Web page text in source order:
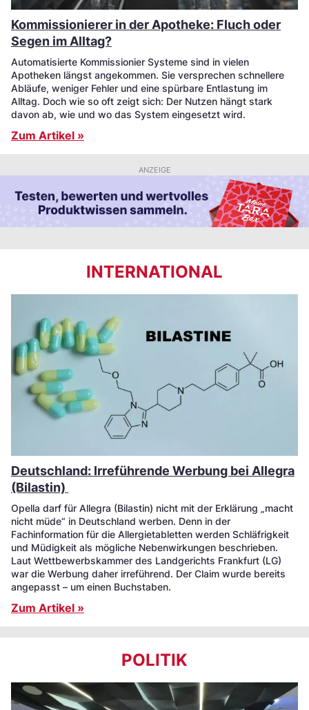
Kommissionierer in der Apotheke: Fluch oder
Segen im Alltag?
Automatisierte Kommissionier Systeme sind in vielen
Apotheken längst angekommen. Sie versprechen schnellere
Abläufe, weniger Fehler und eine spürbare Entlastung im
Alltag. Doch wie so oft zeigt sich: Der Nutzen hängt stark
davon ab, wie und wo das System eingesetzt wird.
Zum Artikel »
ANZEIGE
INTERNATIONAL
Deutschland: Irreführende Werbung bei Allegra
(Bilastin)
Opella darf für Allegra (Bilastin) nicht mit der Erklärung „macht
nicht müde“ in Deutschland werben. Denn in der
Fachinformation für die Allergietabletten werden Schläfrigkeit
und Müdigkeit als mögliche Nebenwirkungen beschrieben.
Laut Wettbewerbskammer des Landgerichts Frankfurt (LG)
war die Werbung daher irreführend. Der Claim wurde bereits
angepasst – um einen Buchstaben.
Zum Artikel »
POLITIK